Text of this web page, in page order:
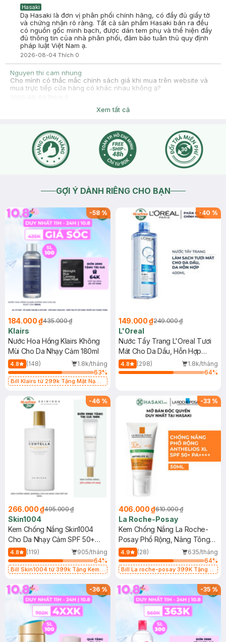
Hasaki
Dạ Hasaki là đơn vị phân phối chính hãng, có đầy đủ giấy tờ
và chứng nhận rõ ràng. Tất cả sản phẩm Hasaki bán ra đều
có nguồn gốc minh bạch, được dán tem phụ và thể hiện đầy
đủ thông tin của nhà phân phối, đảm bảo tuân thủ quy định
pháp luật Việt Nam ạ.
2026-08-04 Thích 0
Nguyen thi cam nhung
Cho mình có thắc mắc chính sách giá khi mua trên website và
mua trực tiếp cửa hàng có khác nhau không ạ?
2026-08-04Thích
Xem tất cả
GỢI Ý DÀNH RIÊNG CHO BẠN
-58%
184.000 ₫435.000 ₫
Klairs
Nước Hoa Hồng Klairs Không
Mùi Cho Da Nhạy Cảm 180ml
4.8 (148)
1.8k/tháng
63%
Bill Klairs từ 299k Tặng Mặt Nạ
25ml (SL Có Hạn)
-40 %
149.000 ₫249.000 ₫
L'Oreal
Nước Tẩy Trang L'Oreal Tươi
Mát Cho Da Dầu, Hỗn Hợp
400ml
4.8 (298)
1.8k/tháng
64%
-46 %
266.000 ₫495.000 ₫
Skin1004
Kem Chống Nắng Skin1004
Cho Da Nhạy Cảm SPF 50+
50ml
4.8 (119)
905/tháng
64%
Bill Skin1004 từ 399k Tặng Kem
SPF 50+ 20ml (SL Có Hạn)
-33 %
406.000 ₫610.000 ₫
La Roche-Posay
Kem Chống Nắng La Roche-
Posay Phổ Rộng, Nâng Tông
Kiềm Dầu 50ml
4.9 (28)
635/tháng
64%
Bill La roche-posay 399K Tặng
(SL có hạn)
-36% -35%